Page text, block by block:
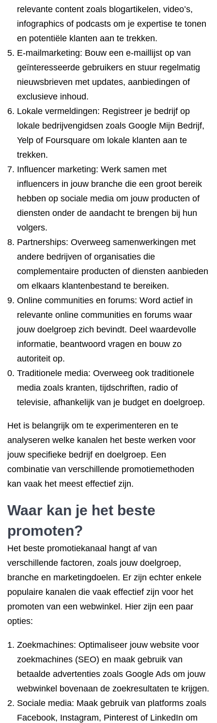
relevante content zoals blogartikelen, video’s,
infographics of podcasts om je expertise te tonen
en potentiële klanten aan te trekken.
E-mailmarketing: Bouw een e-maillijst op van
geïnteresseerde gebruikers en stuur regelmatig
nieuwsbrieven met updates, aanbiedingen of
exclusieve inhoud.
Lokale vermeldingen: Registreer je bedrijf op
lokale bedrijvengidsen zoals Google Mijn Bedrijf,
Yelp of Foursquare om lokale klanten aan te
trekken.
Influencer marketing: Werk samen met
influencers in jouw branche die een groot bereik
hebben op sociale media om jouw producten of
diensten onder de aandacht te brengen bij hun
volgers.
Partnerships: Overweeg samenwerkingen met
andere bedrijven of organisaties die
complementaire producten of diensten aanbieden
om elkaars klantenbestand te bereiken.
Online communities en forums: Word actief in
relevante online communities en forums waar
jouw doelgroep zich bevindt. Deel waardevolle
informatie, beantwoord vragen en bouw zo
autoriteit op.
Traditionele media: Overweeg ook traditionele
media zoals kranten, tijdschriften, radio of
televisie, afhankelijk van je budget en doelgroep.
Het is belangrijk om te experimenteren en te
analyseren welke kanalen het beste werken voor
jouw specifieke bedrijf en doelgroep. Een
combinatie van verschillende promotiemethoden
kan vaak het meest effectief zijn.
Waar kan je het beste
promoten?
Het beste promotiekanaal hangt af van
verschillende factoren, zoals jouw doelgroep,
branche en marketingdoelen. Er zijn echter enkele
populaire kanalen die vaak effectief zijn voor het
promoten van een webwinkel. Hier zijn een paar
opties:
Zoekmachines: Optimaliseer jouw website voor
zoekmachines (SEO) en maak gebruik van
betaalde advertenties zoals Google Ads om jouw
webwinkel bovenaan de zoekresultaten te krijgen.
Sociale media: Maak gebruik van platforms zoals
Facebook, Instagram, Pinterest of LinkedIn om